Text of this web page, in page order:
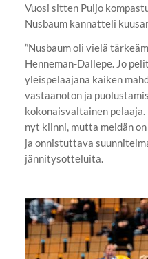
Vuosi sitten Puijo
Nusbaum kannatteli
”Nusbaum oli vielä
Henneman-Dallepe. Jo
yleispelaajana kaiken
vastaanoton ja
kokonaisvaltainen
nyt kiinni, mutta meidän
ja onnistuttava
jännitysotteluita.